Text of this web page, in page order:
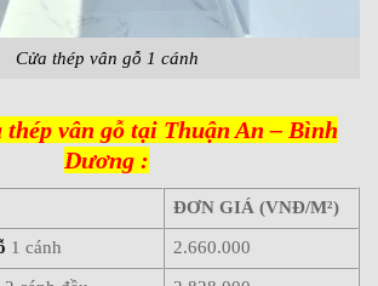
Cửa thép vân gỗ 1 cánh
thép vân gỗ tại Thuận An – Bình
Dương :
ĐƠN GIÁ (VNĐ/M²)
1 cánh 2.660.000